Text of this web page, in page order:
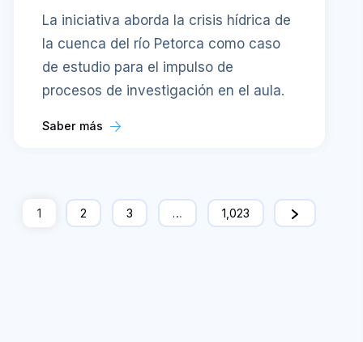
La iniciativa aborda la crisis hídrica de
la cuenca del río Petorca como caso
de estudio para el impulso de
procesos de investigación en el aula.
Saber más
1 2 3 … 1,023